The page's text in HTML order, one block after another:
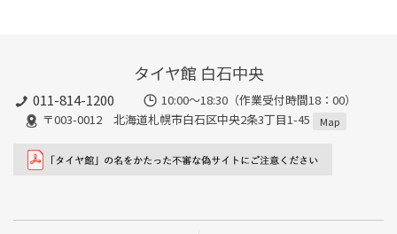
タイヤ館 白石中央
011-814-1200
10:00～18:30（作業受付時間18：00）
〒003-0012 北海道札幌市白石区中央2条3丁目1-45
Map